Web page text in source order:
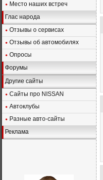
Место наших встреч
Глас народа
Отзывы о сервисах
Отзывы об автомобилях
Опросы
Форумы
Другие сайты
Сайты про NISSAN
Автоклубы
Разные авто-сайты
Реклама